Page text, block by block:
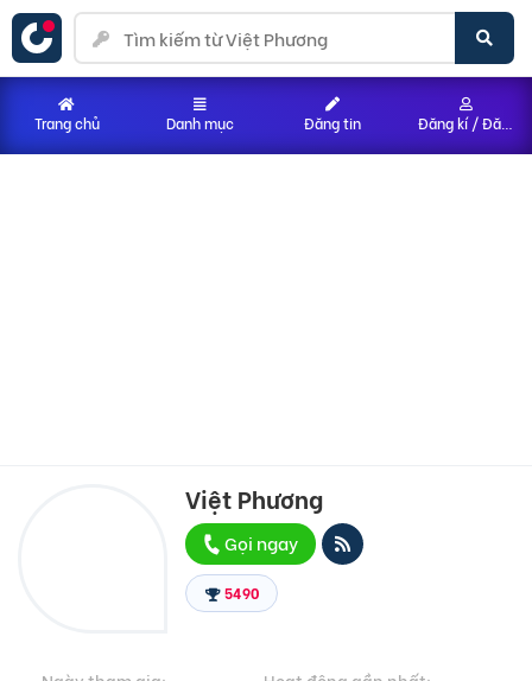
5490
Việt Phương
Gọi ngay
Trang chủ Danh mục Đăng tin